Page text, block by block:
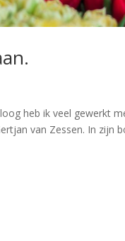
heb ik veel gewerkt
van Zessen. In zijn